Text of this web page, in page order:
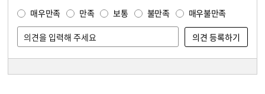
매우만족 만족 보통 불만족 매우불만족